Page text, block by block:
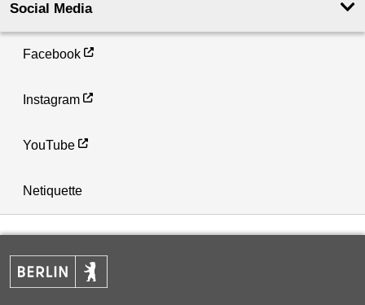
Social Media
Facebook
Instagram
YouTube
Netiquette